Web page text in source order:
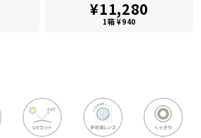
¥11,280
1箱 ¥940